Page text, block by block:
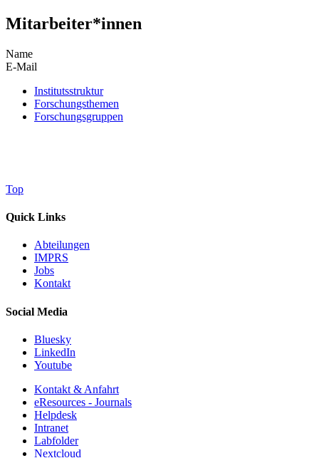
Mitarbeiter*innen
Name
E-Mail
Institutsstruktur
Forschungsthemen
Forschungsgruppen
Top
Quick Links
Abteilungen
IMPRS
Jobs
Kontakt
Social Media
Bluesky
LinkedIn
Youtube
Kontakt & Anfahrt
eResources - Journals
Helpdesk
Intranet
Labfolder
Nextcloud